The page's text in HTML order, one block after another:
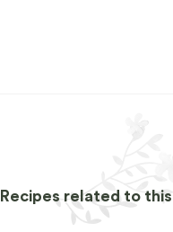
Recipes related to